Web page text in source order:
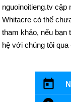
nguoinoitieng.tv cập
Whitacre có thể
tham khảo, nếu bạn
hệ với chúng tôi